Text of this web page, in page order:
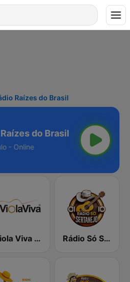
Raízes do Brasil
do Brasil
- Online
Viola Viva Caipira Rádio Só Sertanejo